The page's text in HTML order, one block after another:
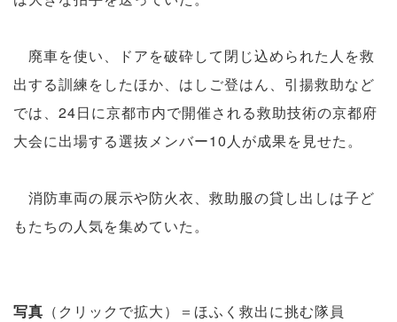
廃車を使い、ドアを破砕して閉じ込められた人を救
出する訓練をしたほか、はしご登はん、引揚救助など
では、24日に京都市内で開催される救助技術の京都府
大会に出場する選抜メンバー10人が成果を見せた。
消防車両の展示や防火衣、救助服の貸し出しは子ど
もたちの人気を集めていた。
写真 （クリックで拡大）＝ほふく救出に挑む隊員